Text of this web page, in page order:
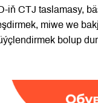
iň CTJ taslamasy,
miwe we
bolup